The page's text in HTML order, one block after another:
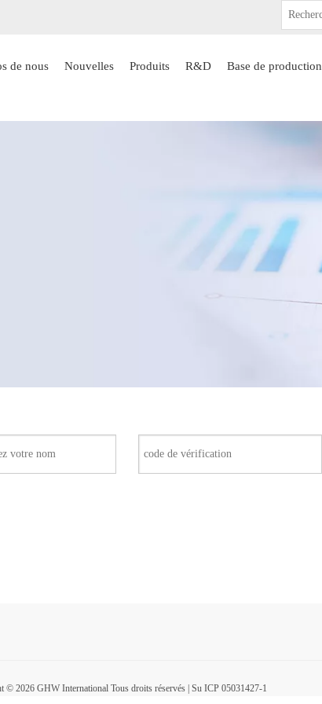
de nous Nouvelles Produits R&D Base de production
© 2026GHW International Tous droits réservés | Su ICP 05031427-1